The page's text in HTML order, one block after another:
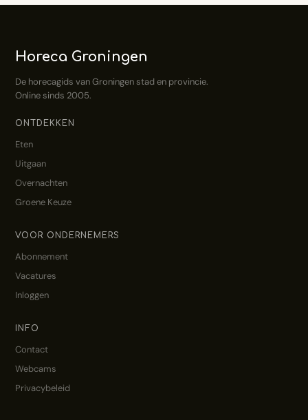
Horeca Groningen
De horecagids van Groningen stad en provincie.
Online sinds 2005.
ONTDEKKEN
Eten
Uitgaan
Overnachten
Groene Keuze
VOOR ONDERNEMERS
Abonnement
Vacatures
Inloggen
INFO
Contact
Webcams
Privacybeleid